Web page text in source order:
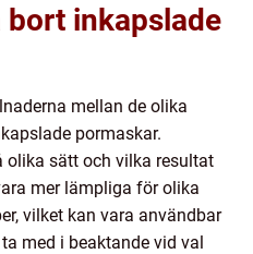
bort inkapslade
mellan de olika
pormaskar.
olika sätt och vilka resultat
mer lämpliga för olika
vilket kan vara användbar
med i beaktande vid val